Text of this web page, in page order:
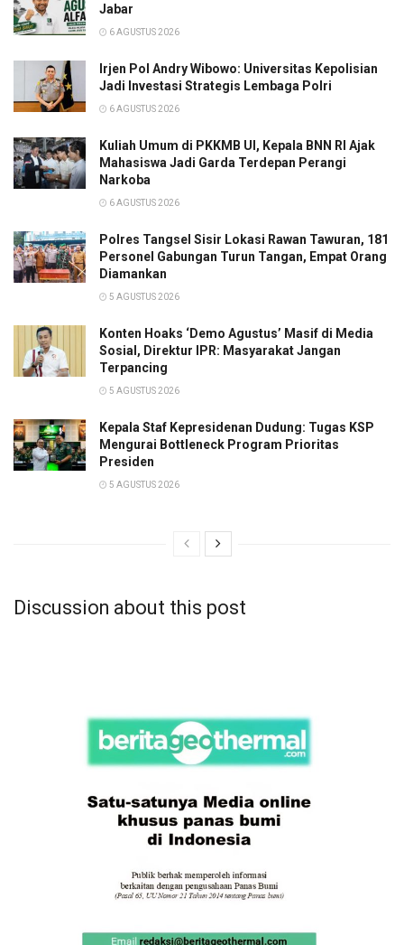
Jabar
6 AGUSTUS 2026
Irjen Pol Andry Wibowo: Universitas Kepolisian
Jadi Investasi Strategis Lembaga Polri
6 AGUSTUS 2026
Kuliah Umum di PKKMB UI, Kepala BNN RI Ajak
Mahasiswa Jadi Garda Terdepan Perangi
Narkoba
6 AGUSTUS 2026
Polres Tangsel Sisir Lokasi Rawan Tawuran, 181
Personel Gabungan Turun Tangan, Empat Orang
Diamankan
5 AGUSTUS 2026
Konten Hoaks ‘Demo Agustus’ Masif di Media
Sosial, Direktur IPR: Masyarakat Jangan
Terpancing
5 AGUSTUS 2026
Kepala Staf Kepresidenan Dudung: Tugas KSP
Mengurai Bottleneck Program Prioritas
Presiden
5 AGUSTUS 2026
Discussion about this post